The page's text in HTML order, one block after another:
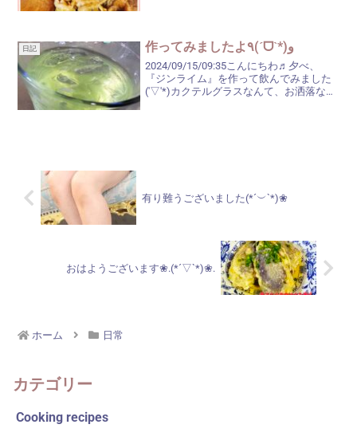
日記 作ってみましたよ٩(ˊᗜˋ*)و
2024/09/15/09:35こんにちわ♬夕べ、
『ジンライム』を作って飲んでみました
('▽'*)カクテルグラスなんて、お洒落なも
有り難うございました(*´︶`*)❀
おはようございます❀.(*´▽`*)❀.
ホーム 日常
カテゴリー
Cooking recipes